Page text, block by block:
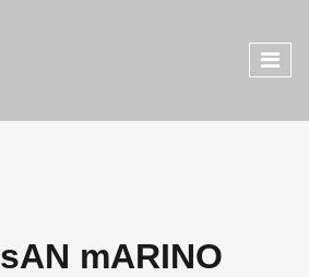
sAN mARINO